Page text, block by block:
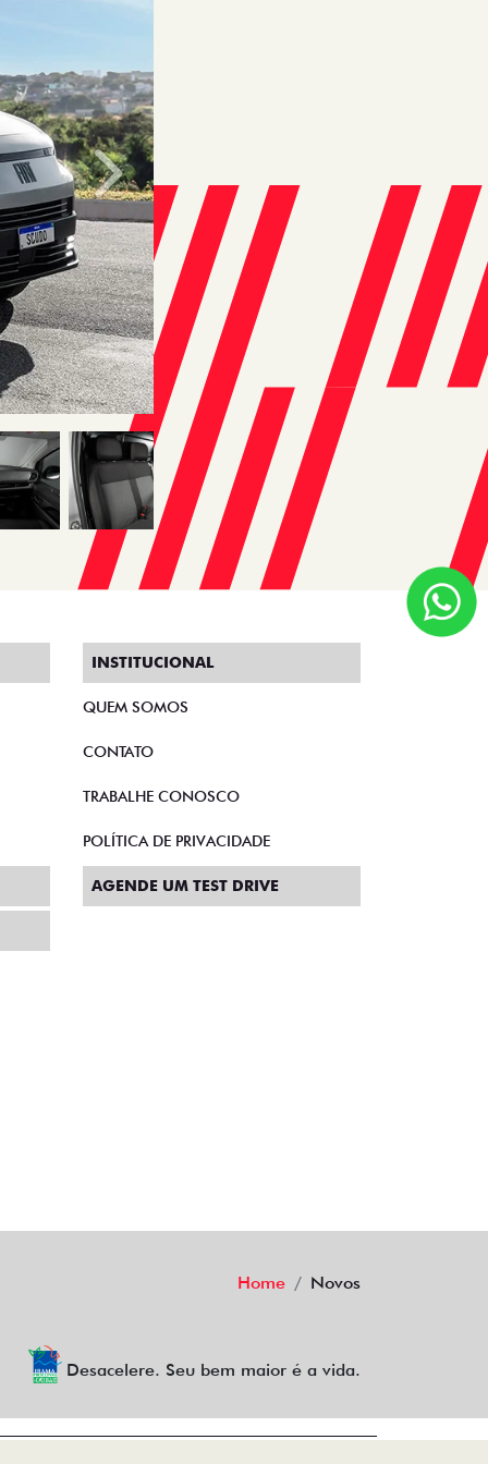
Próximo
INSTITUCIONAL
QUEM SOMOS
CONTATO
TRABALHE CONOSCO
POLÍTICA DE PRIVACIDADE
AGENDE UM TEST DRIVE
Home Novos
Desacelere. Seu bem maior é a vida.